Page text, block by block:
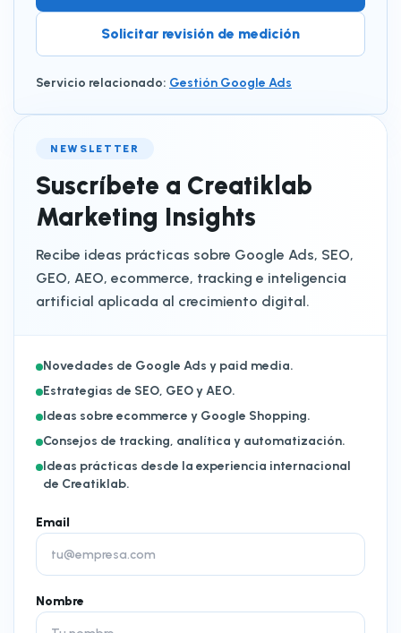
Solicitar revisión de medición
Servicio relacionado: Gestión Google Ads
NEWSLETTER
Suscríbete a Creatiklab
Marketing Insights
Recibe ideas prácticas sobre Google Ads, SEO,
GEO, AEO, ecommerce, tracking e inteligencia
artificial aplicada al crecimiento digital.
Novedades de Google Ads y paid media.
Estrategias de SEO, GEO y AEO.
Ideas sobre ecommerce y Google Shopping.
Consejos de tracking, analítica y automatización.
Ideas prácticas desde la experiencia internacional
de Creatiklab.
Email
Nombre